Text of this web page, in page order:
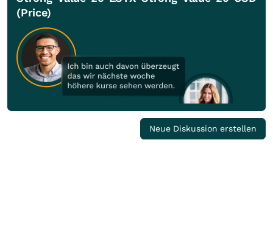
(Price)
Neue Diskussion erstellen